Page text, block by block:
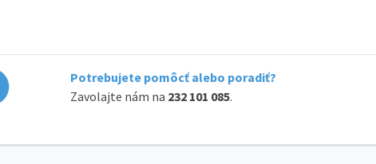
Potrebujete pomôcť alebo poradiť?
Zavolajte nám na 232 101 085.